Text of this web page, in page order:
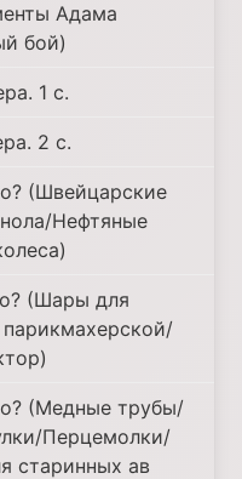
Адама
бой)
1 с.
2 с.
(Швейцарские
Нефтяные
(Шары для
(Медные трубы/
Перцемолки/
старинных ав